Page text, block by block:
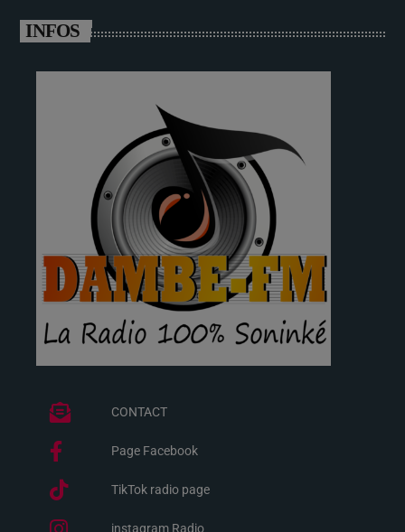
INFOS
CONTACT
Page Facebook
TikTok radio page
instagram Radio